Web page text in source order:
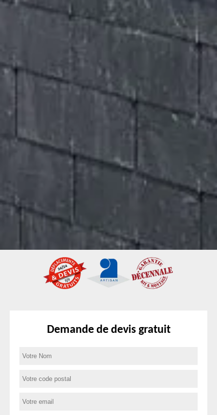
Demande de devis gratuit